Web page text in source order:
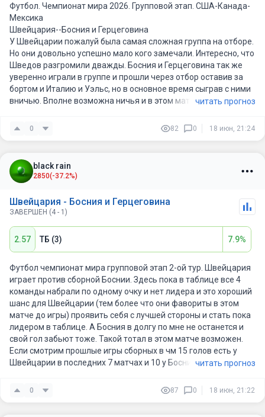
Футбол. Чемпионат мира 2026. Групповой этап. США-Канада-
Мексика
Швейцария--Босния и Герцеговина
У Швейцарии пожалуй была самая сложная группа на отборе.
Но они довольно успешно мало кого замечали. Интересно, что
Шведов разгромили дважды. Босния и Герцеговина так же
уверенно играли в группе и прошли через отбор оставив за
бортом и Италию и Уэльс, но в основное время сыграв с ними
вничью. Вполне возможна ничья и в этом матче. Но больше я
читать прогноз
0 82 0 18 июн, 21:24
black rain
2850(-37.2%)
Швейцария - Босния и Герцеговина
ЗАВЕРШЕН (4 - 1)
2.57 ТБ (3) 7.9%
Футбол чемпионат мира групповой этап 2-ой тур. Швейцария
играет против сборной Боснии. Здесь пока в таблице все 4
команды набрали по одному очку и нет лидера и это хороший
шанс для Швейцарии (тем более что они фавориты в этом
матче до игры) проявить себя с лучшей стороны и стать пока
лидером в таблице. А Босния в долгу по мне не останется и
свой гол забьют тоже. Такой тотал в этом матче возможен.
Если смотрим прошлые игры сборных в чм 15 голов есть у
Швейцарии в последних 7 матчах и 10 у Боснии. 3-1, 2-0 и 2-1
Швейцарии.
читать прогноз
0 87 0 18 июн, 21:22